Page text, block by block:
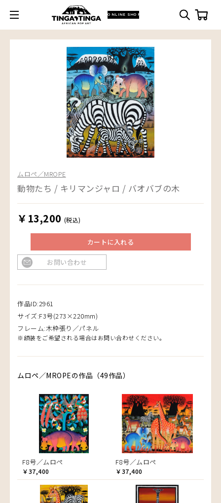
ONLINE SHOP
ムロペ／MROPE
動物たち / キリマンジャロ / バオバブの木
￥13,200 (税込)
カートに入れる
お問い合わせ
作品ID:2961
サイズ:F3号(273×220mm)
フレーム:木枠張り／パネル
※額装をご希望される場合はお問い合わせください。
ムロペ／MROPEの作品（49作品）
F8号／ムロペ
￥37,400
F8号／ムロペ
￥37,400